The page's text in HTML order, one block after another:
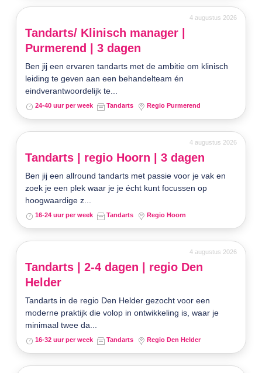
4 augustus 2026
Tandarts/ Klinisch manager |
Purmerend | 3 dagen
Ben jij een ervaren tandarts met de ambitie om klinisch
leiding te geven aan een behandelteam én
eindverantwoordelijk te...
24-40 uur per week Tandarts Regio Purmerend
4 augustus 2026
Tandarts | regio Hoorn | 3 dagen
Ben jij een allround tandarts met passie voor je vak en
zoek je een plek waar je je écht kunt focussen op
hoogwaardige z...
16-24 uur per week Tandarts Regio Hoorn
4 augustus 2026
Tandarts | 2-4 dagen | regio Den
Helder
Tandarts in de regio Den Helder gezocht voor een
moderne praktijk die volop in ontwikkeling is, waar je
minimaal twee da...
16-32 uur per week Tandarts Regio Den Helder